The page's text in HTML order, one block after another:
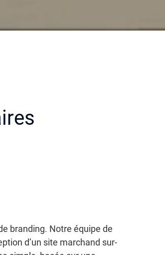
branding. Notre équipe de
d’un site marchand sur-